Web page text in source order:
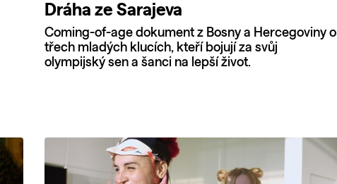
Dráha ze Sarajeva
Coming-of-age dokument z Bosny a Hercegoviny o
třech mladých klucích, kteří bojují za svůj
olympijský sen a šanci na lepší život.